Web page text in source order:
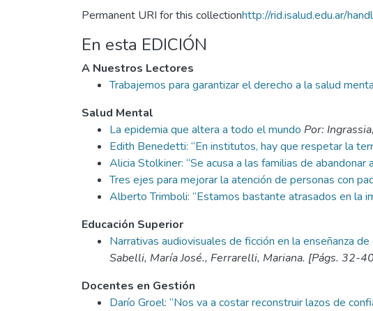
Permanent URI for this collectionhttp://rid.isalud.edu.ar/
En esta EDICIÓN
A Nuestros Lectores
Trabajemos para garantizar el derecho a la salud
Salud Mental
La epidemia que altera a todo el mundo Por:
Edith Benedetti: “En institutos, hay que respetar la
Alicia Stolkiner: “Se acusa a las familias de
Tres ejes para mejorar la atención de personas con
Alberto Trimboli: “Estamos bastante atrasados en la
Educación Superior
Narrativas audiovisuales de ficción en la enseñanza
Sabelli, María José., Ferrarelli, Mariana. [Págs. 32-
Docentes en Gestión
Darío Groel: “Nos va a costar reconstruir lazos de